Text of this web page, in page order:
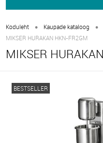
Koduleht • Kaupade kataloog •
MIKSER HURAKAN HKN-FR2GM
MIKSER
BESTSELLER